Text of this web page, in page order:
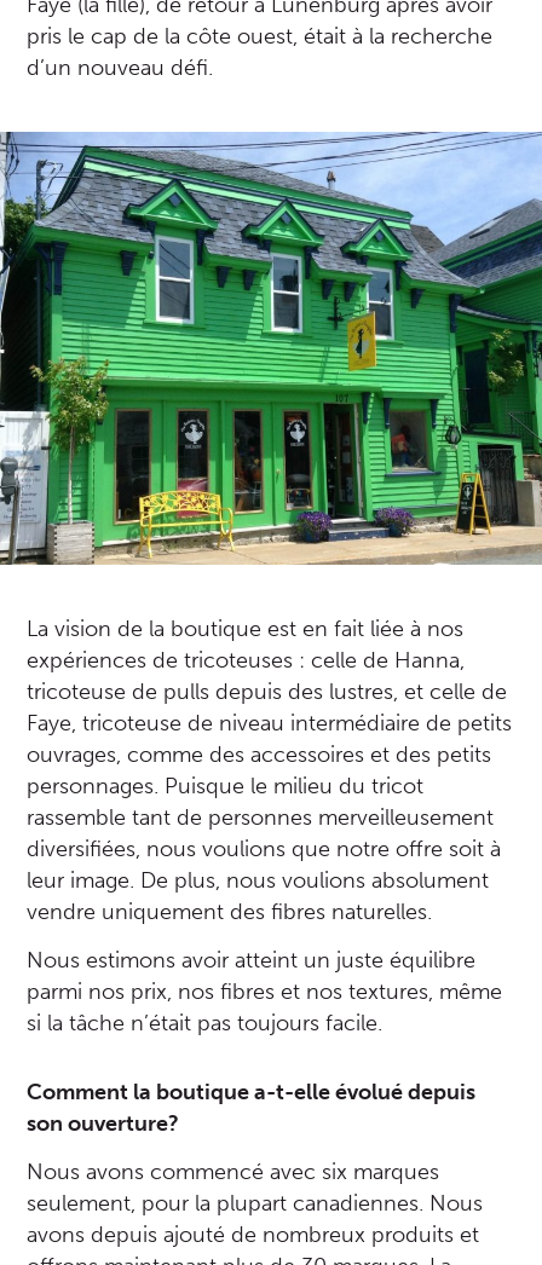
pris le cap de la côte ouest, était à la recherche
d’un nouveau défi.
La vision de la boutique est en fait liée à nos
expériences de tricoteuses : celle de Hanna,
tricoteuse de pulls depuis des lustres, et celle de
Faye, tricoteuse de niveau intermédiaire de petits
ouvrages, comme des accessoires et des petits
personnages. Puisque le milieu du tricot
rassemble tant de personnes merveilleusement
diversifiées, nous voulions que notre offre soit à
leur image. De plus, nous voulions absolument
vendre uniquement des fibres naturelles.
Nous estimons avoir atteint un juste équilibre
parmi nos prix, nos fibres et nos textures, même
si la tâche n’était pas toujours facile.
Comment la boutique a-t-elle évolué depuis
son ouverture?
Nous avons commencé avec six marques
seulement, pour la plupart canadiennes. Nous
avons depuis ajouté de nombreux produits et